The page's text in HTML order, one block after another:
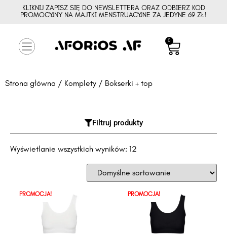
KLIKNIJ ZAPISZ SIĘ DO NEWSLETTERA ORAZ ODBIERZ KOD
PROMOCYJNY NA MAJTKI MENSTRUACYJNE ZA JEDYNE 69 ZŁ!
0
Strona główna / Komplety / Bokserki + top
Filtruj produkty
Wyświetlanie wszystkich wyników: 12
PROMOCJA! PROMOCJA!